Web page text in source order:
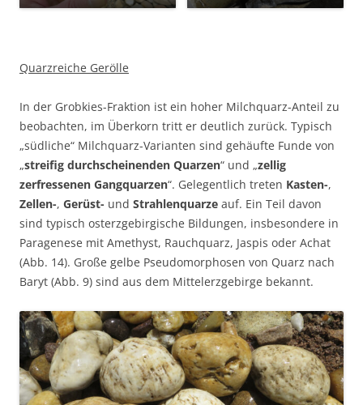
Quarzreiche Gerölle
In der Grobkies-Fraktion ist ein hoher Milchquarz-Anteil zu
beobachten, im Überkorn tritt er deutlich zurück. Typisch
„südliche“ Milchquarz-Varianten sind gehäufte Funde von
„streifig durchscheinenden Quarzen“ und „zellig
zerfressenen Gangquarzen“. Gelegentlich treten Kasten-,
Zellen-, Gerüst- und Strahlenquarze auf. Ein Teil davon
sind typisch osterzgebirgische Bildungen, insbesondere in
Paragenese mit Amethyst, Rauchquarz, Jaspis oder Achat
(Abb. 14). Große gelbe Pseudomorphosen von Quarz nach
Baryt (Abb. 9) sind aus dem Mittelerzgebirge bekannt.